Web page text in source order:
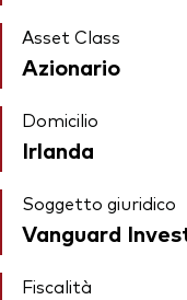
Asset Class
Azionario
Domicilio
Irlanda
Soggetto giuridico
Vanguard
Fiscalità